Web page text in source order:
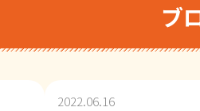
ブ
2022.06.16